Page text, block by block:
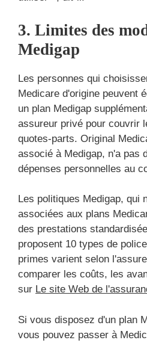
3. Limites des
Medigap
Les personnes qui
Medicare d'origine peuvent
un plan Medigap
assureur privé pour couvrir
quotes-parts. Original
associé à Medigap, n'a pas
dépenses personnelles au
Les politiques Medigap, qui
associées aux plans
des prestations
proposent 10 types de
primes varient selon
comparer les coûts, les
sur Le site Web de
Si vous disposez d'un plan
vous pouvez passer à